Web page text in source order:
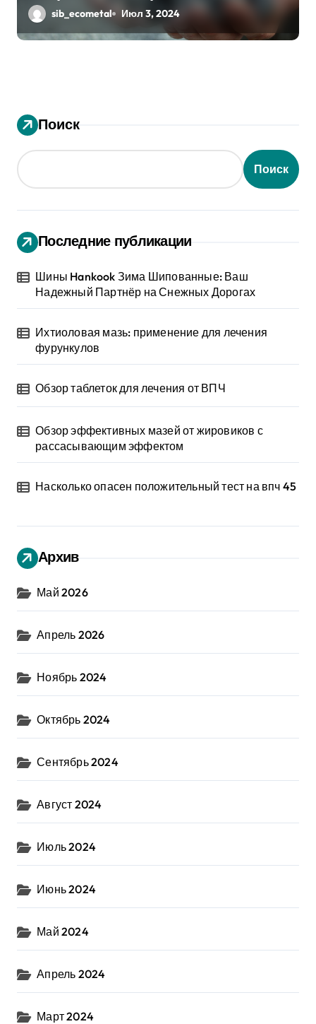
sib_ecometal Июл 3, 2024
Поиск
Поиск
Последние публикации
Шины Hankook Зима Шипованные: Ваш
Надежный Партнёр на Снежных Дорогах
Ихтиоловая мазь: применение для лечения
фурункулов
Обзор таблеток для лечения от ВПЧ
Обзор эффективных мазей от жировиков с
рассасывающим эффектом
Насколько опасен положительный тест на впч 45
Архив
Май 2026
Апрель 2026
Ноябрь 2024
Октябрь 2024
Сентябрь 2024
Август 2024
Июль 2024
Июнь 2024
Май 2024
Апрель 2024
Март 2024